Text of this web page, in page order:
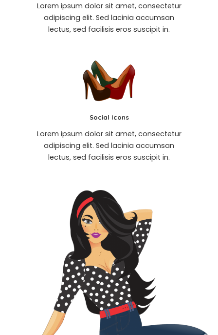
Lorem ipsum dolor sit amet, consectetur
adipiscing elit. Sed lacinia accumsan
lectus, sed facilisis eros suscipit in.
Social Icons
Lorem ipsum dolor sit amet, consectetur
adipiscing elit. Sed lacinia accumsan
lectus, sed facilisis eros suscipit in.